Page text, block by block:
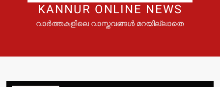
KANNUR ONLINE NEWS
വാർത്തകളിലെ വാസ്തവങ്ങൾ മറയില്ലാതെ